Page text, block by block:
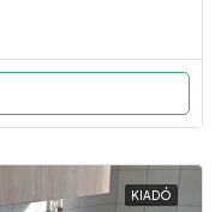
KIADÓ